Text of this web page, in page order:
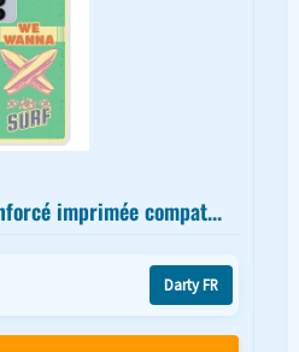
imprimée compat...
Darty FR